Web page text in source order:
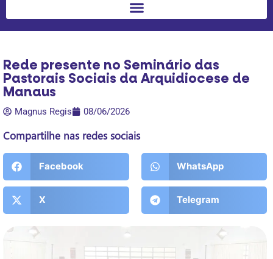
Rede presente no Seminário das
Pastorais Sociais da Arquidiocese de
Manaus
Magnus Regis 08/06/2026
Compartilhe nas redes sociais
Facebook WhatsApp
X Telegram